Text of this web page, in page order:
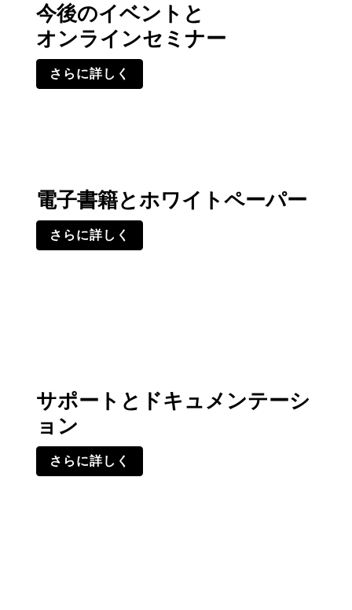
今後のイベントと
オンラインセミナー
さらに詳しく
電子書籍とホワイトペーパー
さらに詳しく
サポートとドキュメンテーシ
ョン
さらに詳しく